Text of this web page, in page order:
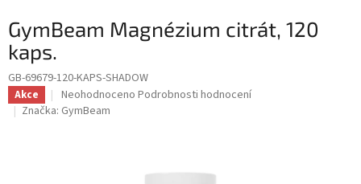
GymBeam Magnézium citrát, 120
kaps.
GB-69679-120-KAPS-SHADOW
Akce
Průměrné
hodnocení
Neohodnoceno Podrobnosti hodnocení
Značka: GymBeam